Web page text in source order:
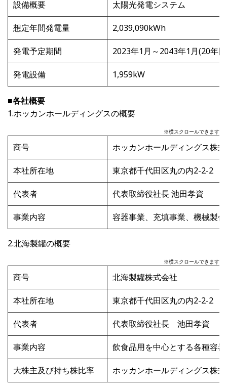
設備概要 太陽光発電システム
想定年間発電量 2,039,090kWh
発電予定期間 2023年1月～2043年1月(20年間
発電設備 1,959kW
■各社概要
1.ホッカンホールディングスの概要
※横スクロールできます
商号 ホッカンホールディングス株
本社所在地 東京都千代田区丸の内2-2-2
代表者 代表取締役社長 池田孝資
事業内容 容器事業、充填事業、機械製
2.北海製罐の概要
※横スクロールできます
商号 北海製罐株式会社
本社所在地 東京都千代田区丸の内2-2-2
代表者 代表取締役社長 池田孝資
事業内容 飲食品用を中心とする各種容
大株主及び持ち株比率 ホッカンホールディングス株